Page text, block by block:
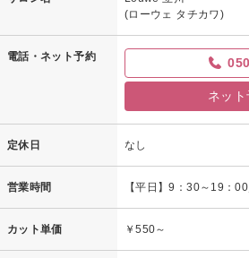
(ローウェ タチカワ)
電話・ネット予約
ネッ
定休日 なし
営業時間 【平日】9：30～19：
カット単価 ￥550～